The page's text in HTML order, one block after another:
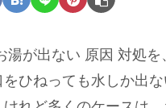
湯が出ない 原因 対処
をひねっても水しか出